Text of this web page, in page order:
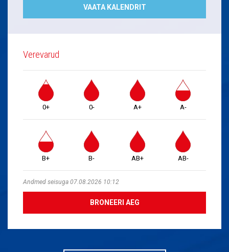
VAATA KALENDRIT
Verevarud
0+ 0- A+ A-
B+ B- AB+ AB-
Andmed seisuga 07.08.2026 10:12
BRONEERI AEG